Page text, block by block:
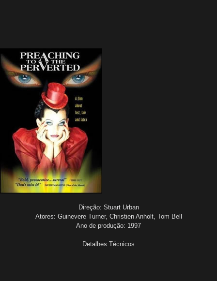
Direção: Stuart Urban
Atores: Guinevere Turner, Christien Anholt, Tom Bell
Ano de produção: 1997
Detalhes Técnicos